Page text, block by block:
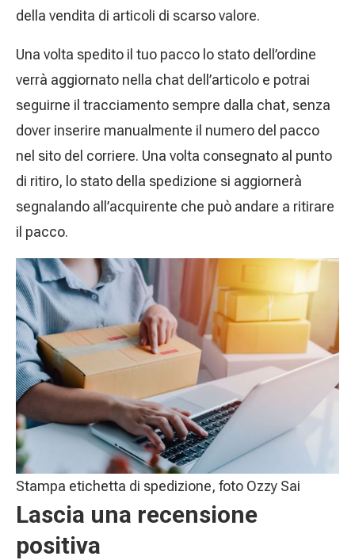
della vendita di articoli di scarso valore.
Una volta spedito il tuo pacco lo stato dell’ordine
verrà aggiornato nella chat dell’articolo e potrai
seguirne il tracciamento sempre dalla chat, senza
dover inserire manualmente il numero del pacco
nel sito del corriere. Una volta consegnato al punto
di ritiro, lo stato della spedizione si aggiornerà
segnalando all’acquirente che può andare a ritirare
il pacco.
Stampa etichetta di spedizione, foto Ozzy Sai
Lascia una recensione
positiva